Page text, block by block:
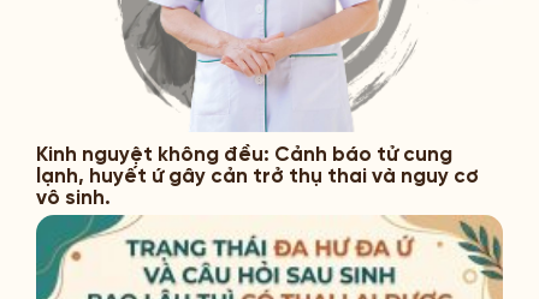
Kinh nguyệt không đều: Cảnh báo tử cung
lạnh, huyết ứ gây cản trở thụ thai và nguy cơ
vô sinh.